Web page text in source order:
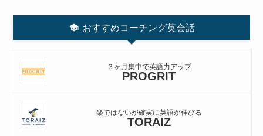
おすすめコーチング英会話
３ヶ月集中で英語力アップ
PROGRIT
楽ではないが確実に英語が伸びる
TORAIZ